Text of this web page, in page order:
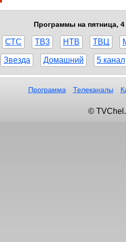
Программы на пятница, 4
СТС ТВ3 НТВ ТВЦ
Звезда Домашний 5 канал
Программа Телеканалы
©